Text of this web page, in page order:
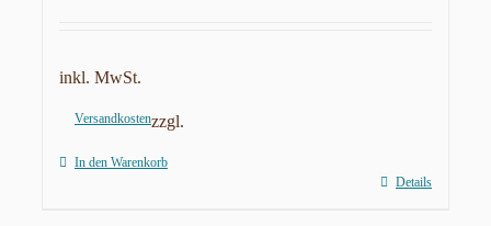
inkl. MwSt.
zzgl.
Versandkosten
In den Warenkorb
Details